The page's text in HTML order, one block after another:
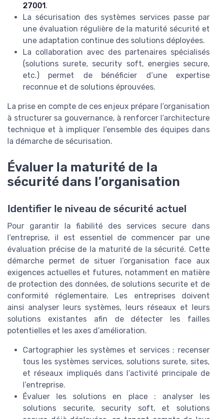
27001.
La sécurisation des systèmes services passe par
une évaluation régulière de la maturité sécurité et
une adaptation continue des solutions déployées.
La collaboration avec des partenaires spécialisés
(solutions surete, security soft, energies secure,
etc.) permet de bénéficier d’une expertise
reconnue et de solutions éprouvées.
La prise en compte de ces enjeux prépare l’organisation
à structurer sa gouvernance, à renforcer l’architecture
technique et à impliquer l’ensemble des équipes dans
la démarche de sécurisation.
Évaluer la maturité de la
sécurité dans l’organisation
Identifier le niveau de sécurité actuel
Pour garantir la fiabilité des services secure dans
l’entreprise, il est essentiel de commencer par une
évaluation précise de la maturité de la sécurité. Cette
démarche permet de situer l’organisation face aux
exigences actuelles et futures, notamment en matière
de protection des données, de solutions securite et de
conformité réglementaire. Les entreprises doivent
ainsi analyser leurs systèmes, leurs réseaux et leurs
solutions existantes afin de détecter les failles
potentielles et les axes d’amélioration.
Cartographier les systèmes et services : recenser
tous les systèmes services, solutions surete, sites,
et réseaux impliqués dans l’activité principale de
l’entreprise.
Évaluer les solutions en place : analyser les
solutions securite, security soft, et solutions